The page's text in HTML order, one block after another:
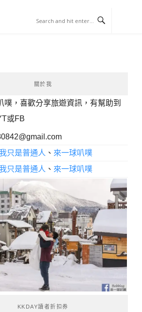
關於我
噗，喜歡分享旅遊資訊，有幫助到
或FB
只是普通人 、 來一球叭噗
只是普通人 、 來一球叭噗
KKDAY讀者折扣券